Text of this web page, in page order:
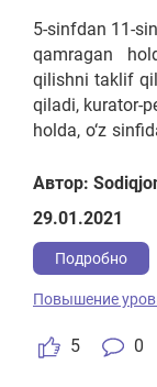
5-sinfdan 11-
qamragan
qilishni taklif
qiladi, kurator-
holda, o‘z
javob beradi.
sinfida
unga faqat
bersak
kurator-
metodikasini
boshlaydi.
Автор:
29.01.2021
Подробно
5 0
Повышение